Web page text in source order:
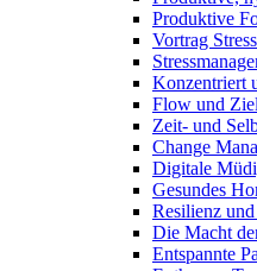
Produktive
Vortrag
Konzentriert
Flow und
Zeit- und
Change
Digitale
Gesundes
Resilienz
Die Macht
Entspannte